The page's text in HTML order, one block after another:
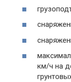
км/ч на